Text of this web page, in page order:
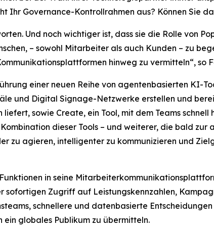
Ihr Governance-Kontrollrahmen aus? Können Sie
Und noch wichtiger ist, dass sie die Rolle von
– sowohl Mitarbeiter als auch Kunden – zu
hinweg zu vermitteln“, so
einer neuen Reihe von agentenbasierten KI-
und Digital Signage-Netzwerke erstellen und
liefert, sowie Create, ein Tool, mit dem Teams
dieser Tools – und weiterer, die bald zur
zu agieren, intelligenter zu kommunizieren und
in seine
sofortigen Zugriff auf Leistungskennzahlen,
schnellere und datenbasierte
globales Publikum zu übermitteln.